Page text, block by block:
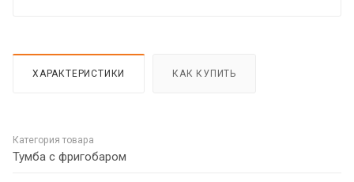
ХАРАКТЕРИСТИКИ КАК КУПИТЬ
Категория товара
Тумба с фригобаром